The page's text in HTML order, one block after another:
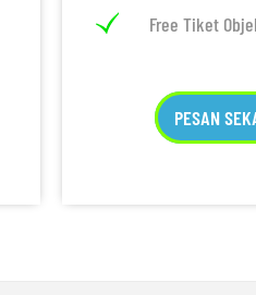
Free Tiket
PESAN